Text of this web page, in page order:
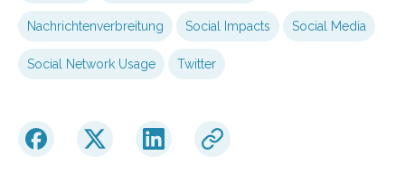
Nachrichtenverbreitung Social Impacts Social Media
Social Network Usage Twitter